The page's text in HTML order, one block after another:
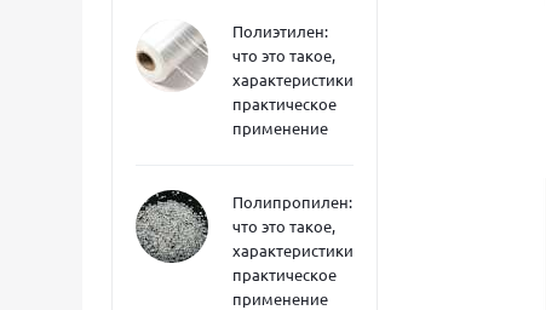
Полиэтилен:
что это такое,
характеристики,
практическое
применение
Полипропилен:
что это такое,
характеристики,
практическое
применение